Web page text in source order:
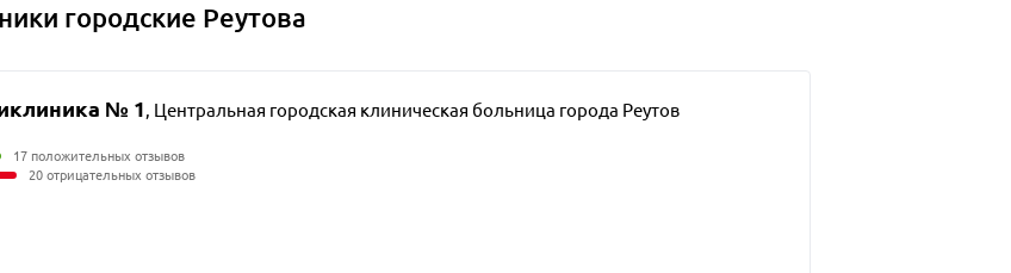
городские Реутова
№ 1, Центральная городская клиническая больница города Реутов
17 положительных отзывов
20 отрицательных отзывов